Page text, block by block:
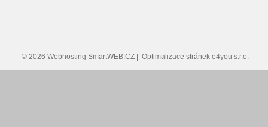
© 2026 Webhosting SmartWEB.CZ | Optimalizace stráneke4you s.r.o.